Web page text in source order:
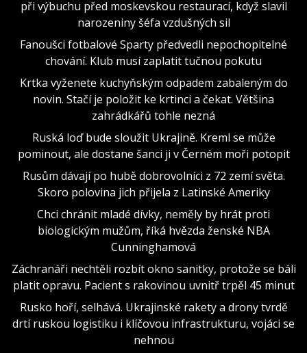
při výbuchu před moskevskou restaurací, když slavil
narozeniny šéfa vzdušných sil
Fanoušci fotbalové Sparty předvedli nepochopitelné
chování. Klub musí zaplatit tučnou pokutu
Krtka vyženete kuchyňským odpadem zabaleným do
novin. Stačí je položit ke krtinci a čekat. Většina
zahrádkářů tohle nezná
Ruská loď bude sloužit Ukrajině. Kreml se může
pominout, ale dostane šanci ji v Černém moři potopit
Rusům dávají po hubě dobrovolníci z 72 zemí světa.
Skoro polovina jich přijela z Latinské Ameriky
Chci chránit mladé dívky, neměly by hrát proti
biologickým mužům, říká hvězda ženské NBA
Cunninghamová
Záchranáři nechtěli rozbít okno sanitky, protože se báli
platit opravu. Pacient s rakovinou uvnitř trpěl 45 minut
Rusko hoří, selhává. Ukrajinské rakety a drony tvrdě
drtí ruskou logistiku i klíčovou infrastrukturu, vojáci se
nehnou